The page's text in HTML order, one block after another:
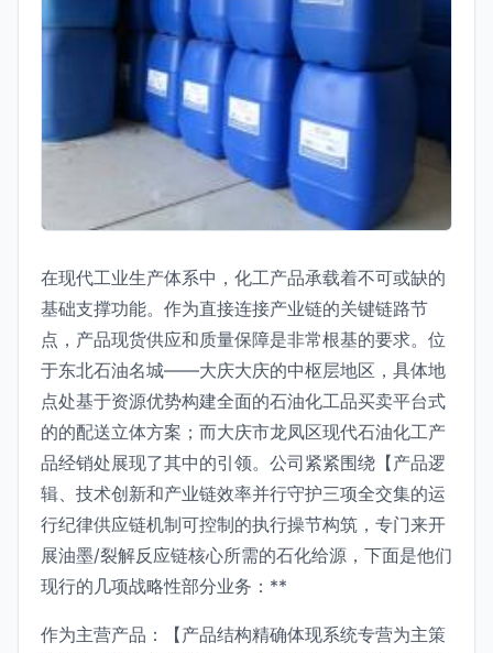
在现代工业生产体系中，化工产品承载着不可或缺的
基础支撑功能。作为直接连接产业链的关键链路节
点，产品现货供应和质量保障是非常根基的要求。位
于东北石油名城——大庆大庆的中枢层地区，具体地
点处基于资源优势构建全面的石油化工品买卖平台式
的的配送立体方案；而大庆市龙凤区现代石油化工产
品经销处展现了其中的引领。公司紧紧围绕【产品逻
辑、技术创新和产业链效率并行守护三项全交集的运
行纪律供应链机制可控制的执行操节构筑，专门来开
展油墨/裂解反应链核心所需的石化给源，下面是他们
现行的几项战略性部分业务：**
作为主营产品：【产品结构精确体现系统专营为主策